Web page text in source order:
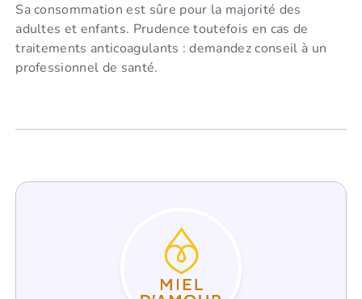
Sa consommation est sûre pour la majorité des
adultes et enfants. Prudence toutefois en cas de
traitements anticoagulants : demandez conseil à un
professionnel de santé.